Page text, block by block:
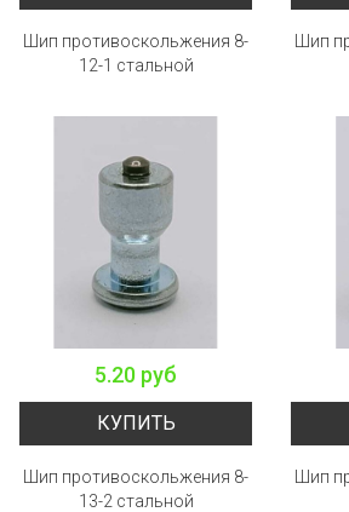
Шип противоскольжения 8-
12-1 стальной
Шип
5.20 руб
КУПИТЬ
Шип противоскольжения 8-
13-2 стальной
Шип